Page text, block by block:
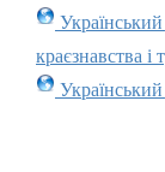
краєзнавства і